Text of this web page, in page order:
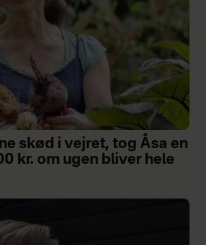
skød i vejret, tog Åsa en
kr. om ugen bliver hele